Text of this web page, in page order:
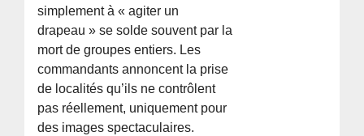
simplement à « agiter un
drapeau » se solde souvent par la
mort de groupes entiers. Les
commandants annoncent la prise
de localités qu’ils ne contrôlent
pas réellement, uniquement pour
des images spectaculaires.